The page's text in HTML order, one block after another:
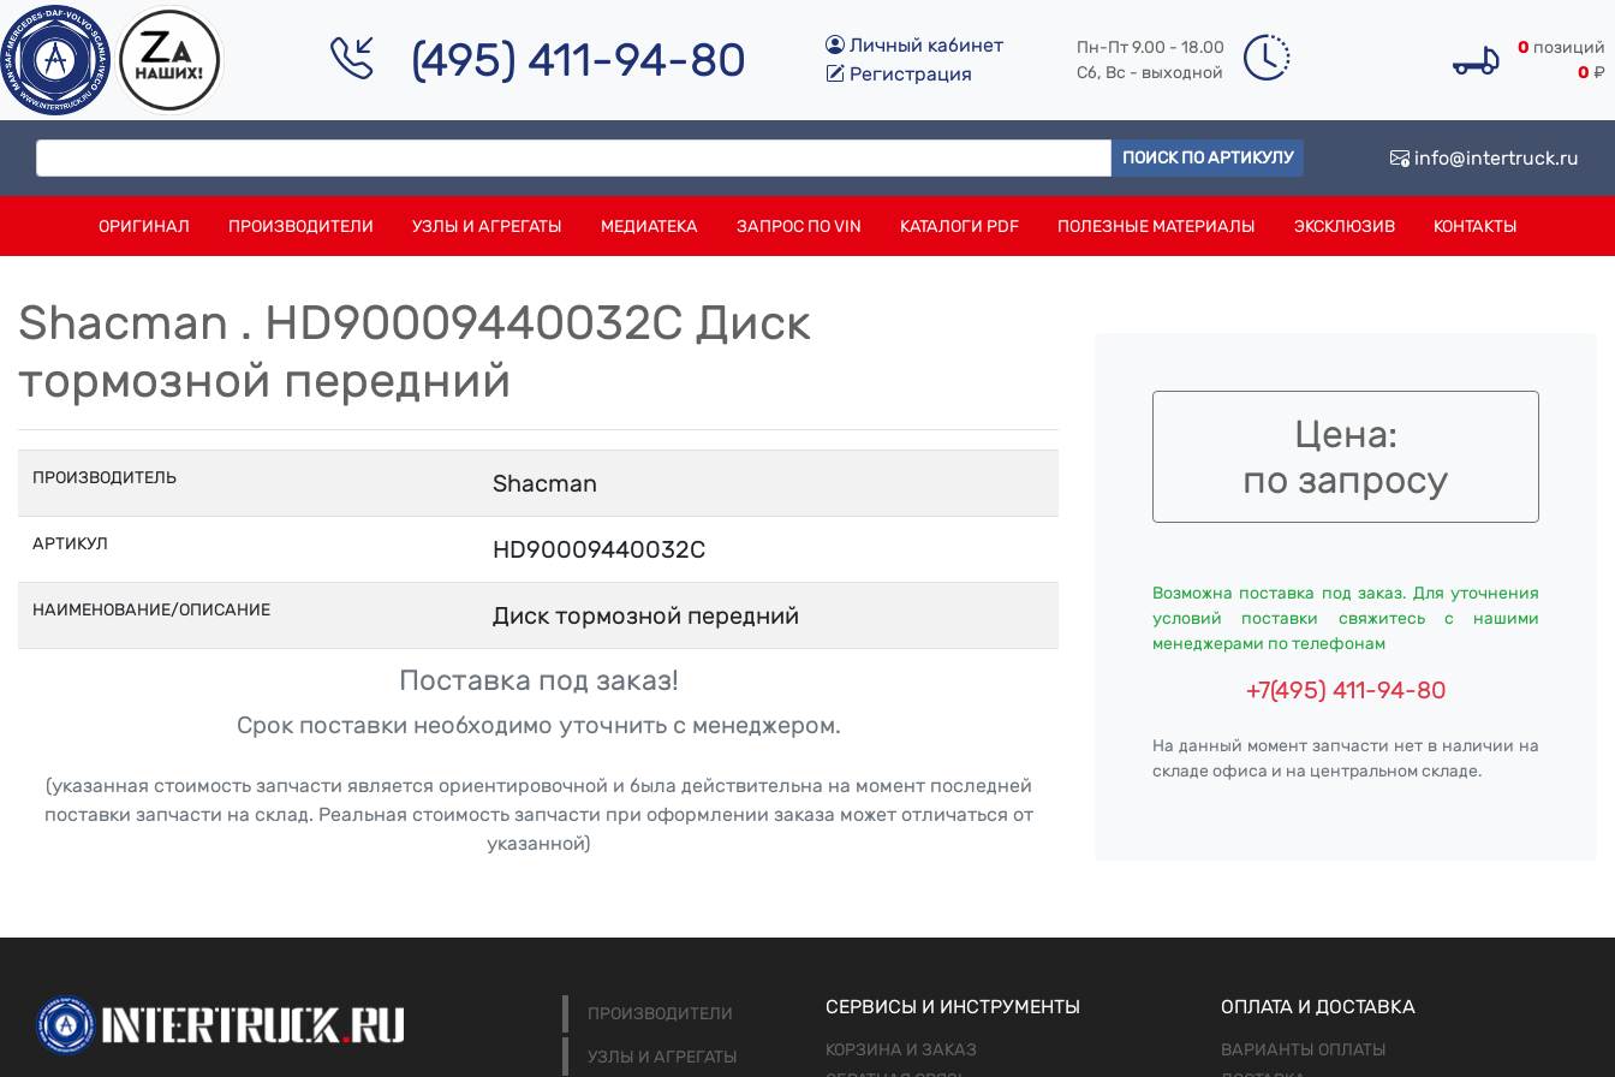
(495) 411-94-80
Личный кабинет
Регистрация
Пн-Пт 9.00 - 18.00
Сб, Вс - выходной
0 позиций
0 ₽
ПОИСК ПО АРТИКУЛУ info@intertruck.ru
ОРИГИНАЛ ПРОИЗВОДИТЕЛИ УЗЛЫ И АГРЕГАТЫ МЕДИАТЕКА ЗАПРОС ПО VIN КАТАЛОГИ PDF ПОЛЕЗНЫЕ МАТЕРИАЛЫ ЭКСКЛЮЗИВ КОНТАКТЫ
Shacman . HD90009440032C Диск
тормозной передний
ПРОИЗВОДИТЕЛЬ Shacman
АРТИКУЛ HD90009440032C
НАИМЕНОВАНИЕ/ОПИСАНИЕ Диск тормозной передний
Поставка под заказ!
Срок поставки необходимо уточнить с менеджером.
(указанная стоимость запчасти является ориентировочной и была действительна на момент последней
поставки запчасти на склад. Реальная стоимость запчасти при оформлении заказа может отличаться от
указанной)
Цена:
по запросу
Возможна поставка под заказ. Для уточнения
условий поставки свяжитесь с нашими
менеджерами по телефонам
+7(495) 411-94-80
На данный момент запчасти нет в наличии на
складе офиса и на центральном складе.
ПРОИЗВОДИТЕЛИ
УЗЛЫ И АГРЕГАТЫ
СЕРВИСЫ И ИНСТРУМЕНТЫ
КОРЗИНА И ЗАКАЗ
ОПЛАТА И ДОСТАВКА
ВАРИАНТЫ ОПЛАТЫ